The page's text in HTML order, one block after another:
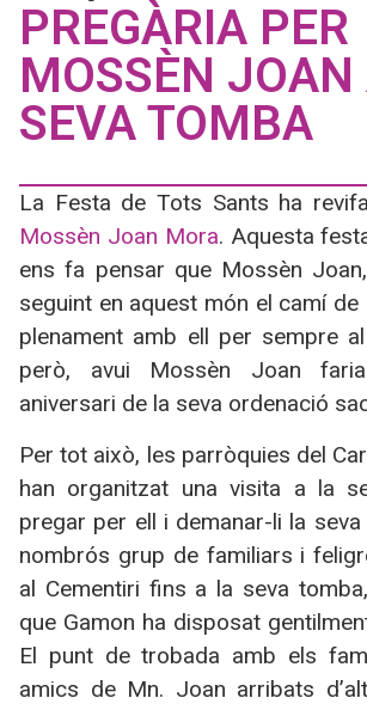
PREGÀRIA PER
MOSSÈN
SEVA TOMBA
La Festa de Tots Sants ha
Mossèn Joan Mora. Aquesta
ens fa pensar que Mossèn
seguint en aquest món el camí
plenament amb ell per sempre
però, avui Mossèn Joan
aniversari de la seva ordenació
Per tot això, les parròquies del
han organitzat una visita a la
pregar per ell i demanar-li la seva
nombrós grup de familiars i
al Cementiri fins a la seva
que Gamon ha disposat
El punt de trobada amb els
amics de Mn. Joan arribats